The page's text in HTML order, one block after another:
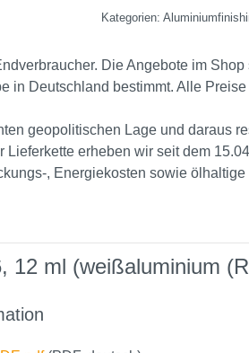
Kategorien:
Die Angebote im Shop
in Deutschland bestimmt. Alle Preise
geopolitischen Lage und daraus
Lieferkette erheben wir seit dem
Energiekosten sowie
12 ml (weißaluminium